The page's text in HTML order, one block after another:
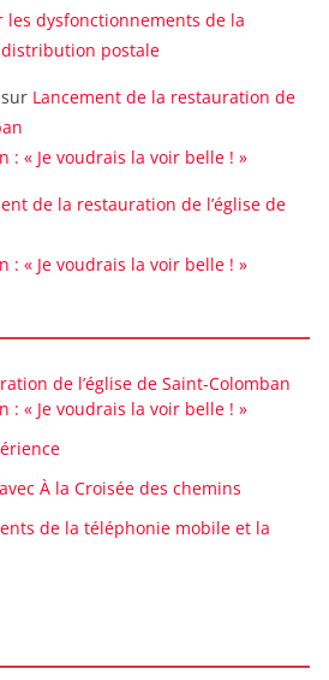
les dysfonctionnements de la
postale
sur Lancement de la restauration de
: « Je voudrais la voir belle ! »
de la restauration de l’église de
: « Je voudrais la voir belle ! »
de l’église de Saint-Colomban
: « Je voudrais la voir belle ! »
À la Croisée des chemins
de la téléphonie mobile et la